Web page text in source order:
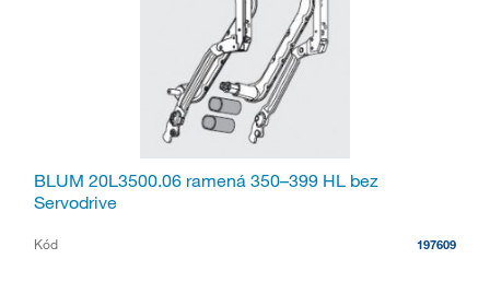
BLUM 20L3500.06 ramená 350–399 HL bez
Servodrive
Kód 197609